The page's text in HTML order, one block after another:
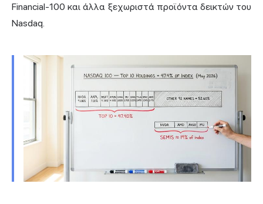
Financial-100 και άλλα ξεχωριστά προϊόντα δεικτών του
Nasdaq.